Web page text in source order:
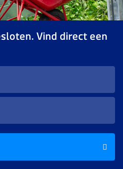
Vind direct een